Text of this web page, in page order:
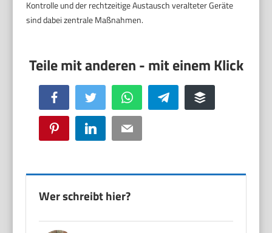
Kontrolle und der rechtzeitige Austausch veralteter Geräte
sind dabei zentrale Maßnahmen.
Facebook Twitter WhatsApp Telegram Buffer
Pinterest LinkedIn Email
Wer schreibt hier?